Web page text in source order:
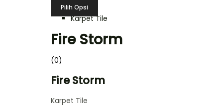
Pilih Opsi
Karpet Tile
Fire Storm
(0)
Fire Storm
Karpet Tile